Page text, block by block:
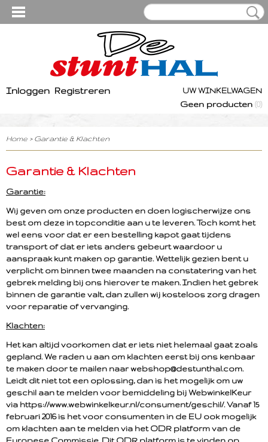
Inloggen Registreren UW WINKELWAGEN
Geen producten (0)
Home > Garantie & Klachten
Garantie & Klachten
Garantie:
Wij geven om onze producten en doen logischerwijze ons
best om deze in topconditie aan u te leveren. Toch komt het
wel eens voor dat er een bestelling kapot gaat tijdens
transport of dat er iets anders gebeurt waardoor u
aanspraak kunt maken op garantie. Wettelijk gezien bent u
verplicht om binnen twee maanden na constatering van het
gebrek melding bij ons hierover te maken. Indien het gebrek
binnen de garantie valt, dan zullen wij kosteloos zorg dragen
voor reparatie of vervanging.
Klachten:
Het kan altijd voorkomen dat er iets niet helemaal gaat zoals
gepland. We raden u aan om klachten eerst bij ons kenbaar
te maken door te mailen naar webshop@destunthal.com.
Leidt dit niet tot een oplossing, dan is het mogelijk om uw
geschil aan te melden voor bemiddeling bij WebwinkelKeur
via https://www.webwinkelkeur.nl/consument/geschil/. Vanaf 15
februari 2016 is het voor consumenten in de EU ook mogelijk
om klachten aan te melden via het ODR platform van de
Europese Commissie. Dit ODR platform is te vinden op